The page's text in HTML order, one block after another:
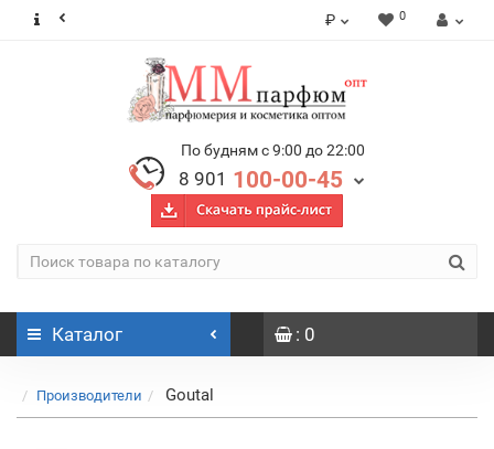
₽ 0
По будням с 9:00 до 22:00
8 901 100-00-45
Каталог : 0
Производители Goutal